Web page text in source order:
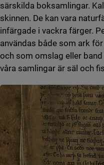
särskilda boksamlingar.
skinnen. De kan vara
infärgade i vackra färger.
användas både som ark
och som omslag eller
våra samlingar är säl och